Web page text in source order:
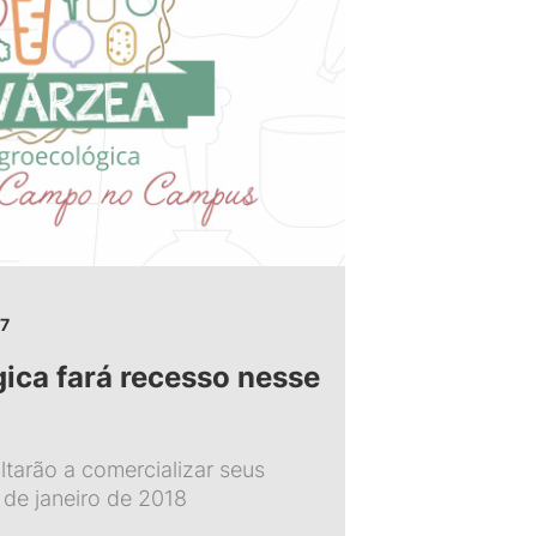
fará recesso nesse
a comercializar seus
janeiro de 2018